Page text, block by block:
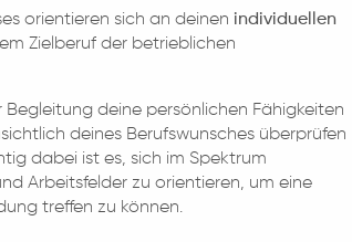
orientieren sich an deinen individuellen
Zielberuf der betrieblichen
Begleitung deine persönlichen Fähigkeiten
deines Berufswunsches überprüfen
dabei ist es, sich im Spektrum
Arbeitsfelder zu orientieren, um eine
treffen zu können.